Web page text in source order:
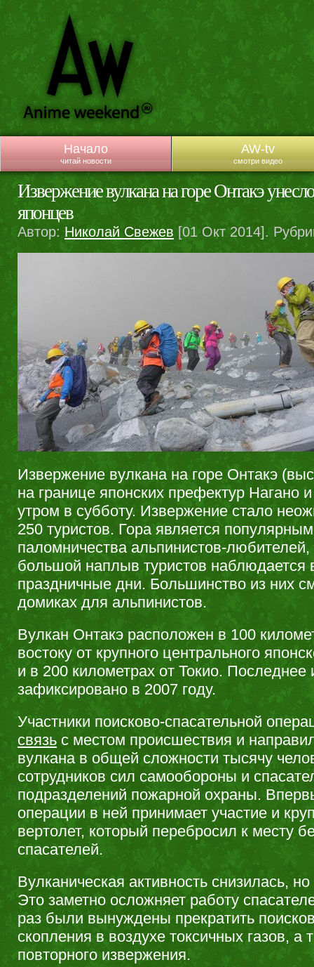
Начало
читай новости
AW-tv
смотри видео
Извержение вулкана на горе Онтакэ
японцев
Автор: Николай Свежев [01 Окт 2014].
Извержение вулкана на горе Онтакэ
на границе японских префектур Нагано
утром в субботу. Извержение стало
250 туристов. Гора является
паломничества альпинистов-
большой наплыв туристов наблюдается
праздничные дни. Большинство из них
домиках для альпинистов.
Вулкан Онтакэ расположен в 100
востоку от крупного центрального
и в 200 километрах от Токио.
зафиксировано в 2007 году.
Участники поисково-спасательной
связь с местом происшествия и
вулкана в общей сложности тысячу
сотрудников сил самообороны и
подразделений пожарной охраны.
операции в ней принимает участие и
вертолет, который перебросил к месту
спасателей.
Вулканическая активность снизилась,
Это заметно осложняет работу
раз были вынуждены прекратить
скопления в воздухе токсичных газов, а
повторного извержения.